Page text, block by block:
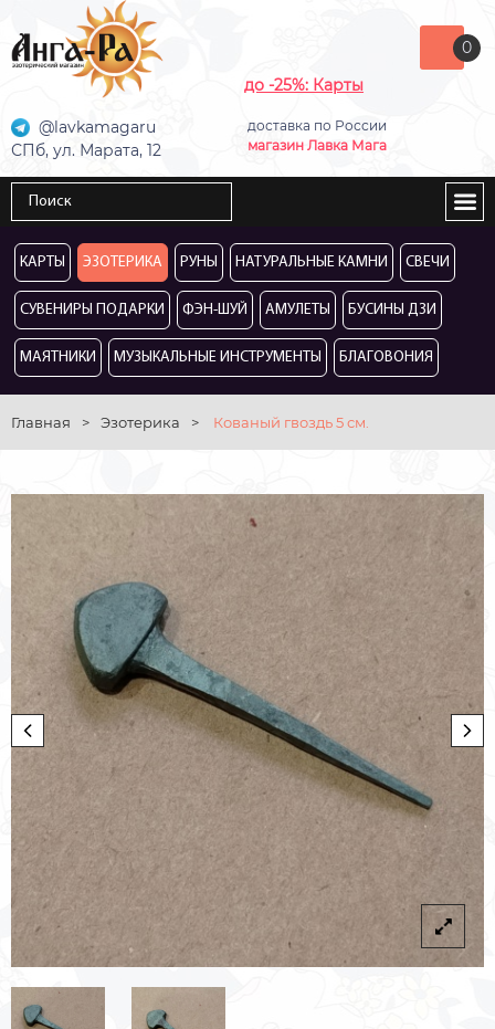
до -25%: Карты
доставка по России
магазин Лавка Мага
@lavkamagaru
СПб, ул. Марата, 12
0
КАРТЫ ЭЗОТЕРИКА РУНЫ НАТУРАЛЬНЫЕ КАМНИ СВЕЧИ
СУВЕНИРЫ ПОДАРКИ ФЭН-ШУЙ АМУЛЕТЫ БУСИНЫ ДЗИ
МАЯТНИКИ МУЗЫКАЛЬНЫЕ ИНСТРУМЕНТЫ БЛАГОВОНИЯ
Главная > Эзотерика > Кованый гвоздь 5 см.